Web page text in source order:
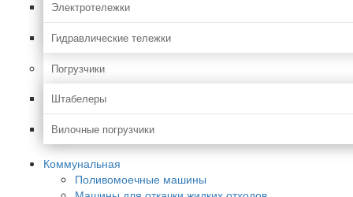
Электротележки
Гидравлические тележки
Погрузчики
Штабелеры
Вилочные погрузчики
Коммунальная
Поливомоечные машины